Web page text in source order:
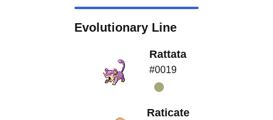
Evolutionary Line
Rattata
#0019
Raticate